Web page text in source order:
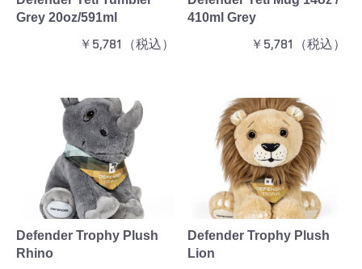
Grey 20oz/591ml
￥5,781（税込）
410ml Grey
￥5,781（税込）
Defender Trophy Plush
Rhino
Defender Trophy Plush
Lion